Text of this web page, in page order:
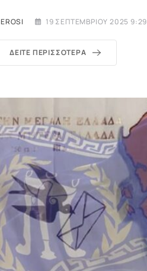
19 ΣΕΠΤΕΜΒΡΊΟΥ 2025 9:29
ΔΕΊΤΕ ΠΕΡΙΣΣΌΤΕΡΑ